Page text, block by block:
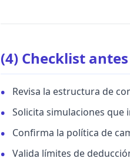
(4) Checklist
Revisa la estructura de
Solicita simulaciones
Confirma la política de
Valida límites de